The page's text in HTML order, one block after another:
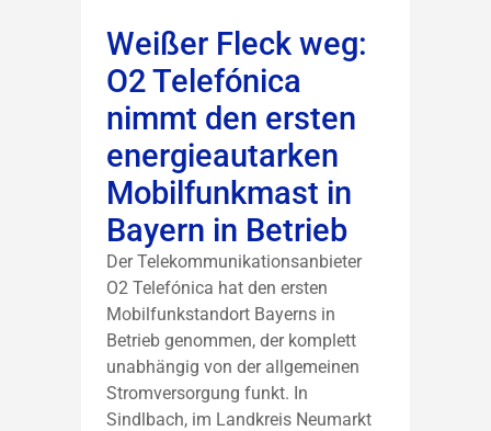
Weißer Fleck weg:
O2 Telefónica
nimmt den ersten
energieautarken
Mobilfunkmast in
Bayern in Betrieb
Der Telekommunikationsanbieter
O2 Telefónica hat den ersten
Mobilfunkstandort Bayerns in
Betrieb genommen, der komplett
unabhängig von der allgemeinen
Stromversorgung funkt. In
Sindlbach, im Landkreis Neumarkt